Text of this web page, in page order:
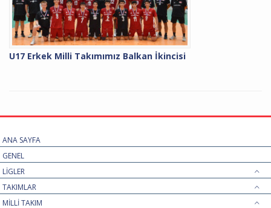
U17 Erkek Milli Takımımız Balkan İkincisi
ANA SAYFA
GENEL
LİGLER
TAKIMLAR
MİLLİ TAKIM